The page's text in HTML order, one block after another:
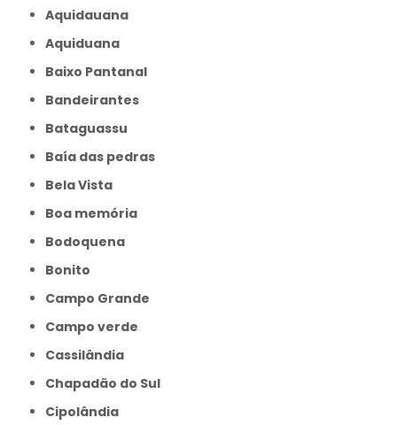
Aquidauana
Aquiduana
Baixo Pantanal
Bandeirantes
Bataguassu
Baía das pedras
Bela Vista
Boa memória
Bodoquena
Bonito
Campo Grande
Campo verde
Cassilândia
Chapadão do Sul
Cipolândia